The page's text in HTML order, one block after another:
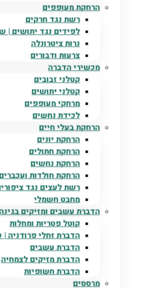
הרחקת מעופפים
רשת נגד חרקים
לפידים נגד יתושים |
נרות ציטרונלה
צרעות ודבורים
מכשירי הדברה
קטלני זבובים
קטלני יתושים
מרחקי מעופפים
לכידת נחשים
הרחקת בעלי חיים
הרחקת יונים
הרחקת חתולים
הרחקת נחשים
הרחקת חולדות
רשת לעצים נגד
מחבט חשמלי
הדברת עשבים ומזיקים
קוטל פטריות ומחלות
הדברת זחלי פרודניה |
הדברת עשבים
הדברת מזיקים לצמחיה
הדברת חשופיות
מרססים